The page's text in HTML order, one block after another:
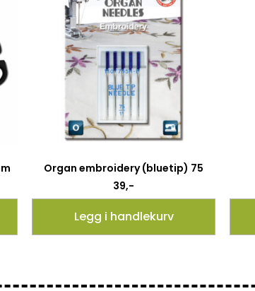
Organ embroidery (bluetip) 75
39,-
Legg i handlekurv